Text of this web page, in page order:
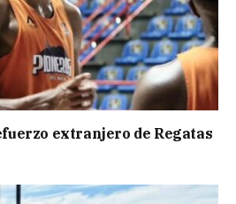
extranjero de Regatas